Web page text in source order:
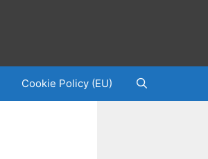
Cookie Policy (EU)